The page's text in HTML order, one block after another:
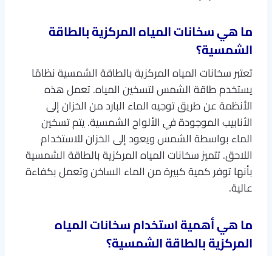
ما هي سخانات المياه المركزية بالطاقة
الشمسية؟
تعتبر سخانات المياه المركزية بالطاقة الشمسية نظامًا
يستخدم طاقة الشمس لتسخين المياه. تعمل هذه
الأنظمة عن طريق توجيه الماء البارد من الخزان إلى
الأنابيب الموجودة في الألواح الشمسية. يتم تسخين
الماء بواسطة الشمس ويعود إلى الخزان للاستخدام
اللاحق. تتميز سخانات المياه المركزية بالطاقة الشمسية
بأنها توفر كمية كبيرة من الماء الساخن وتعمل بكفاءة
عالية.
ما هي أهمية استخدام سخانات المياه
المركزية بالطاقة الشمسية؟